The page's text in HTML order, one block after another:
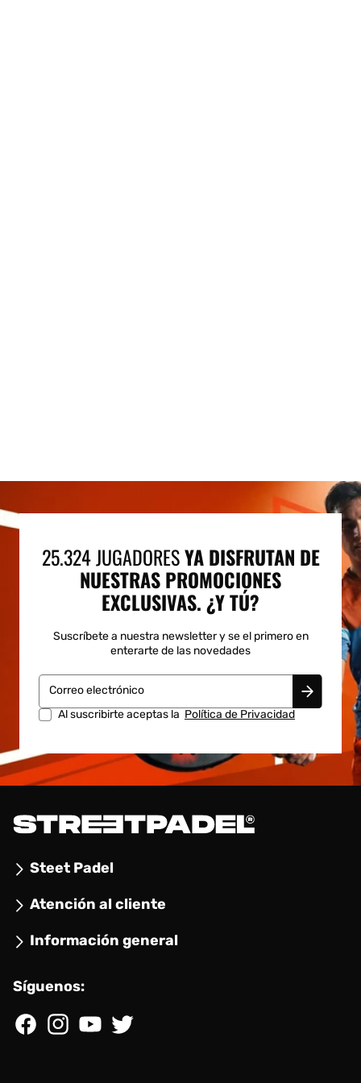
25.324 JUGADORESYA DISFRUTAN DE
NUESTRAS PROMOCIONES
EXCLUSIVAS. ¿Y TÚ?
Suscríbete a nuestra newsletter y se el primero en
enterarte de las novedades
Correo electrónico
Al suscribirte aceptas la Política de Privacidad
Steet Padel
Atención al cliente
Información general
Síguenos:
FacebookInstagramYouTubeTwitter